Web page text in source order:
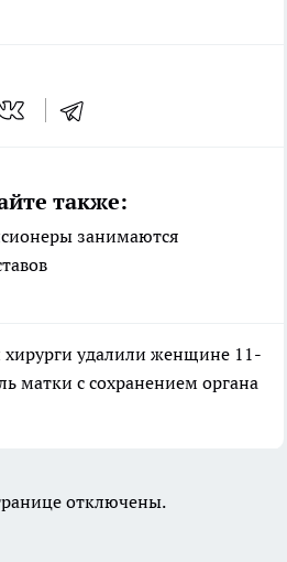
также:
занимаются
хирурги удалили женщине 11-
матки с сохранением органа
отключены.